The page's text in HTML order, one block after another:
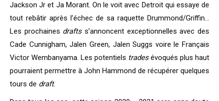
Jackson Jr et Ja Morant. On le voit avec Detroit qui essaye de
tout rebâtir après l’échec de sa raquette Drummond/Griffin…
Les prochaines draftss’annoncent exceptionnelles avec des
Cade Cunnigham, Jalen Green, Jalen Suggs voire le Français
Victor Wembanyama. Les potentiels tradesévoqués plus haut
pourraient permettre à John Hammond de récupérer quelques
tours de draft.